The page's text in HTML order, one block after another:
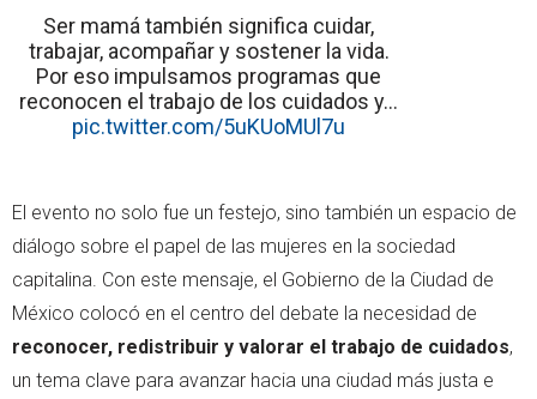
Ser mamá también significa cuidar,
trabajar, acompañar y sostener la vida.
Por eso impulsamos programas que
reconocen el trabajo de los cuidados y…
pic.twitter.com/5uKUoMUl7u
El evento no solo fue un festejo, sino también un espacio de
diálogo sobre el papel de las mujeres en la sociedad
capitalina. Con este mensaje, el Gobierno de la Ciudad de
México colocó en el centro del debate la necesidad de
reconocer, redistribuir y valorar el trabajo de cuidados,
un tema clave para avanzar hacia una ciudad más justa e